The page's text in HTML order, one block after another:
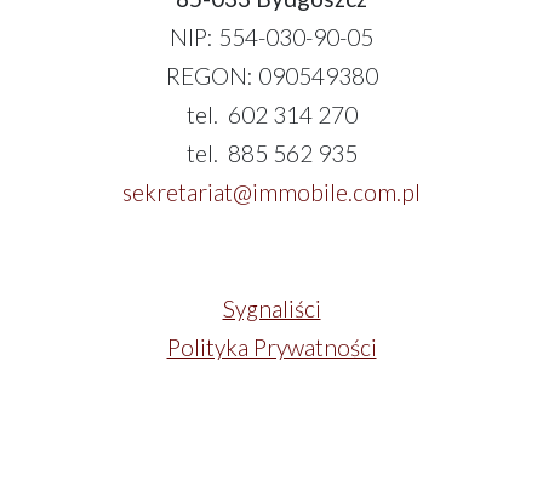
NIP: 554-030-90-05
REGON: 090549380
tel. 602 314 270
tel. 885 562 935
sekretariat@immobile.com.pl
Sygnaliści
Polityka Prywatności